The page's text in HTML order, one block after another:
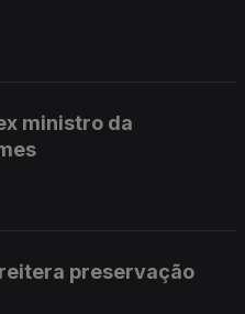
ministro da
reitera preservação